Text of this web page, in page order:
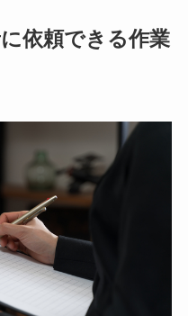
依頼できる作業